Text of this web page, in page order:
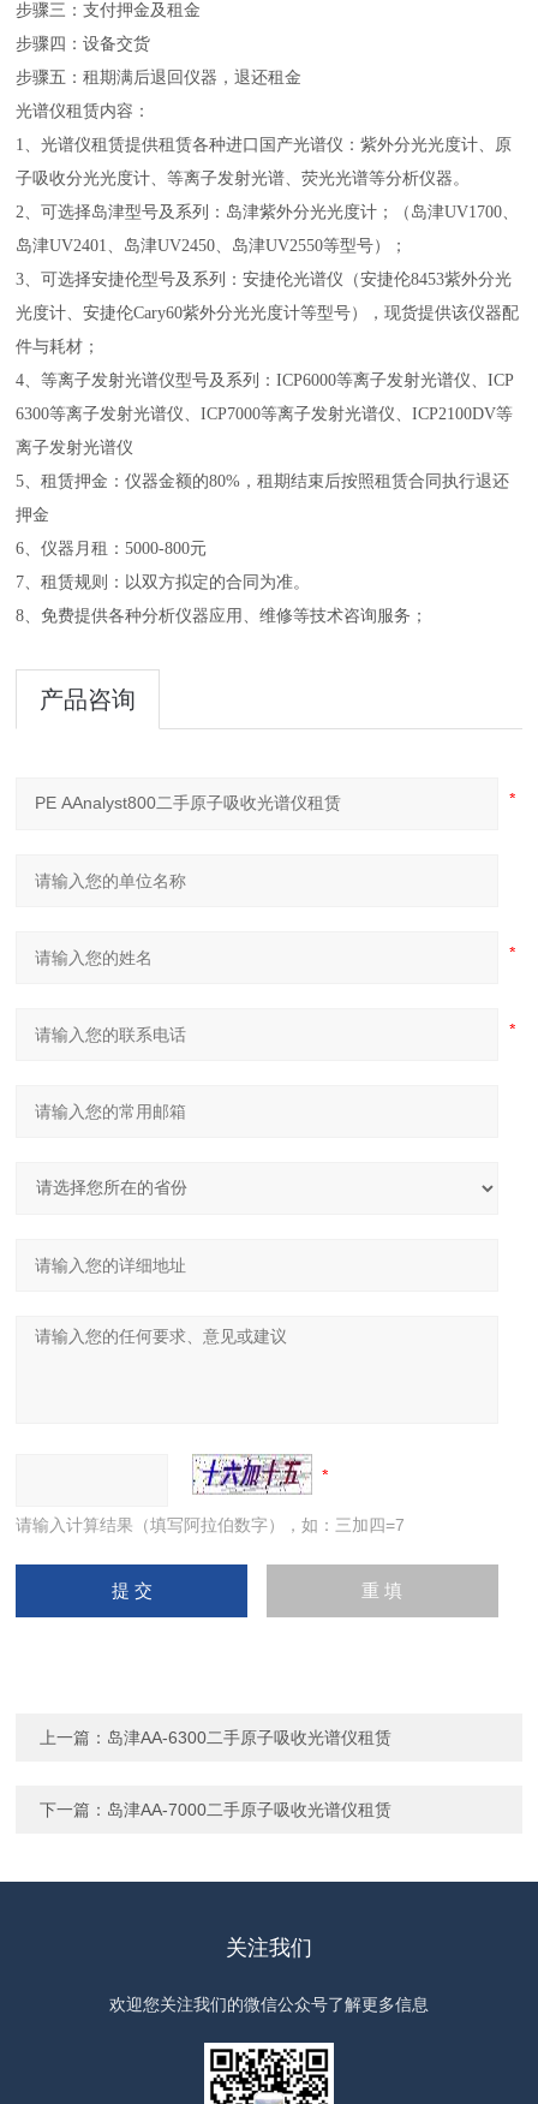
步骤三：支付押金及租金
步骤四：设备交货
步骤五：租期满后退回仪器，退还租金
光谱仪租赁内容：
1、光谱仪租赁提供租赁各种进口国产光谱仪：紫外分光光度计、原
子吸收分光光度计、等离子发射光谱、荧光光谱等分析仪器。
2、可选择岛津型号及系列：岛津紫外分光光度计；（岛津UV1700、
岛津UV2401、岛津UV2450、岛津UV2550等型号）；
3、可选择安捷伦型号及系列：安捷伦光谱仪（安捷伦8453紫外分光
光度计、安捷伦Cary60紫外分光光度计等型号），现货提供该仪器配
件与耗材；
4、等离子发射光谱仪型号及系列：ICP6000等离子发射光谱仪、ICP
6300等离子发射光谱仪、ICP7000等离子发射光谱仪、ICP2100DV等
离子发射光谱仪
5、租赁押金：仪器金额的80%，租期结束后按照租赁合同执行退还
押金
6、仪器月租：5000-800元
7、租赁规则：以双方拟定的合同为准。
8、免费提供各种分析仪器应用、维修等技术咨询服务；
产品咨询
请输入计算结果（填写阿拉伯数字），如：三加四=7
上一篇： 岛津AA-6300二手原子吸收光谱仪租赁
下一篇： 岛津AA-7000二手原子吸收光谱仪租赁
关注我们
欢迎您关注我们的微信公众号了解更多信息